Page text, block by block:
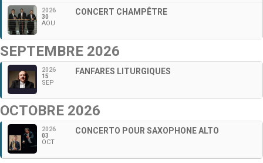
2026
30
AOU
CONCERT CHAMPÊTRE
SEPTEMBRE 2026
2026
15
SEP
FANFARES LITURGIQUES
OCTOBRE 2026
2026
03
OCT
CONCERTO POUR SAXOPHONE ALTO